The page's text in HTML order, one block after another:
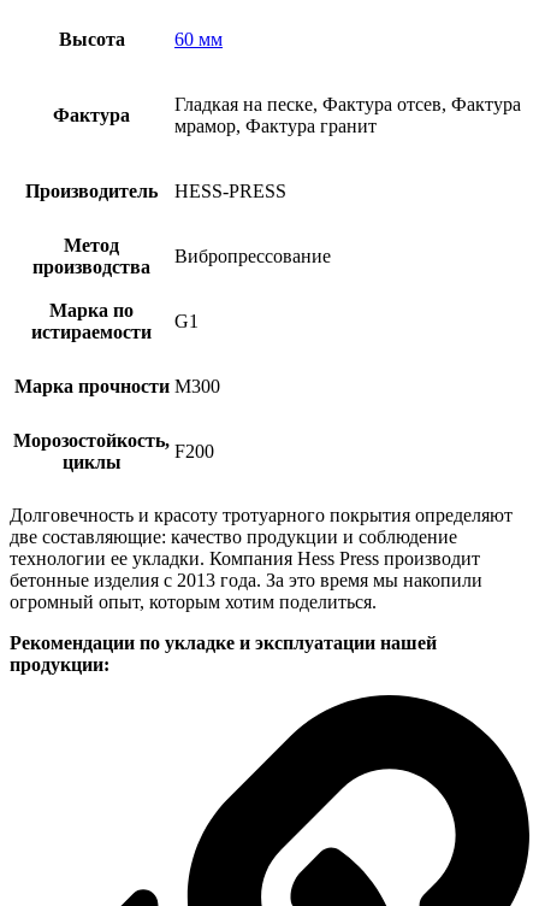
Высота 60 мм
Фактура
Гладкая на песке, Фактура отсев, Фактура
мрамор, Фактура гранит
Производитель HESS-PRESS
Метод
производства
Вибропрессование
Марка по
истираемости
G1
Марка прочности M300
Морозостойкость,
циклы
F200
Долговечность и красоту тротуарного покрытия определяют
две составляющие: качество продукции и соблюдение
технологии ее укладки. Компания Hess Press производит
бетонные изделия с 2013 года. За это время мы накопили
огромный опыт, которым хотим поделиться.
Рекомендации по укладке и эксплуатации нашей
продукции: